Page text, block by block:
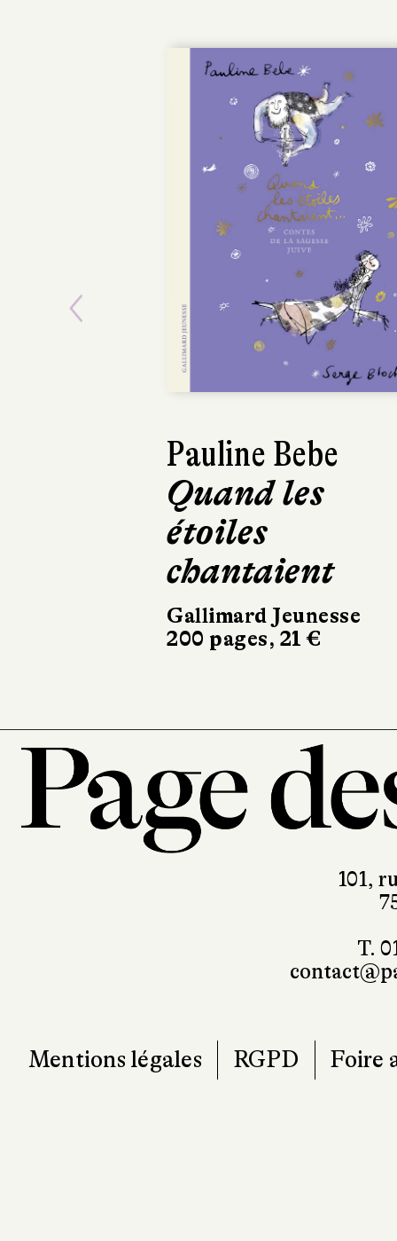
Pauline Bebe
Quand les
étoiles
chantaient
Gallimard Jeunesse
200 pages, 21 €
Previous
101,
T.
Mentions légales RGPD Foire